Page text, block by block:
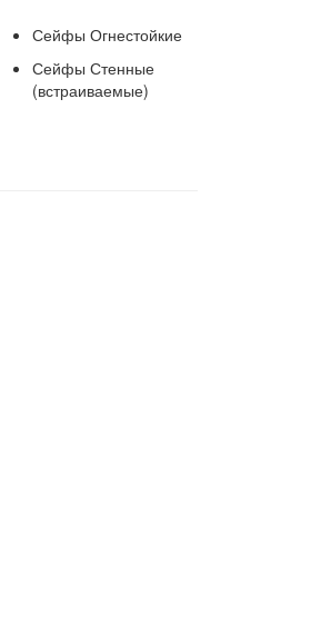
Сейфы Огнестойкие
Сейфы Стенные
(встраиваемые)